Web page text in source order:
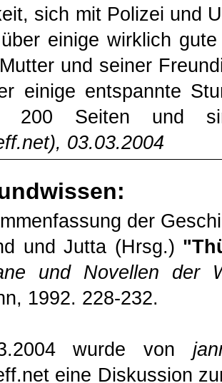
sich mit Polizei und
einige wirklich
und seiner
einige entspannte
200 Seiten und
), 03.03.2004
der
und Jutta (Hrsg.)
und Novellen der
1992. 228-232.
wurde von
eine Diskussion